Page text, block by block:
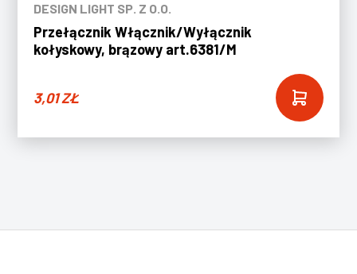
DESIGN LIGHT SP. Z O.O.
Przełącznik Włącznik/Wyłącznik
kołyskowy, brązowy art.6381/M
3,01ZŁ